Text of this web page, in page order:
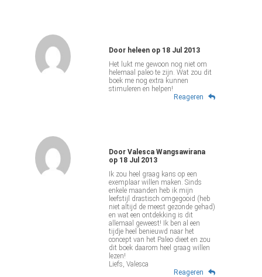
Doorheleenop 18 Jul 2013
Het lukt me gewoon nog niet om
helemaal paleo te zijn. Wat zou dit
boek me nog extra kunnen
stimuleren en helpen!
Reageren
DoorValesca Wangsawirana
op 18 Jul 2013
Ik zou heel graag kans op een
exemplaar willen maken. Sinds
enkele maanden heb ik mijn
leefstijl drastisch omgegooid (heb
niet altijd de meest gezonde gehad)
en wat een ontdekking is dit
allemaal geweest! Ik ben al een
tijdje heel benieuwd naar het
concept van het Paleo dieet en zou
dit boek daarom heel graag willen
lezen!
Liefs, Valesca
Reageren